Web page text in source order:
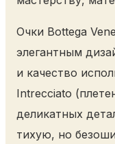
Очки Bottega
элегантным
и качество
Intrecciato
деликатных
тихую, но